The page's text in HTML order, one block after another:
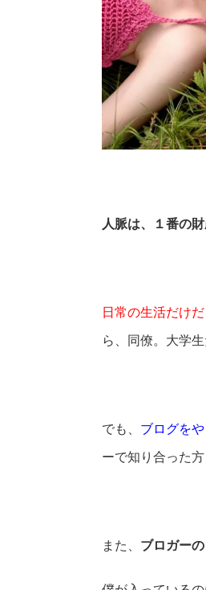
人脈は、１番の財
日常の生活だけ
ら、同僚。大学
でも、 ブログを
ーで知り合った
また、 ブロガー